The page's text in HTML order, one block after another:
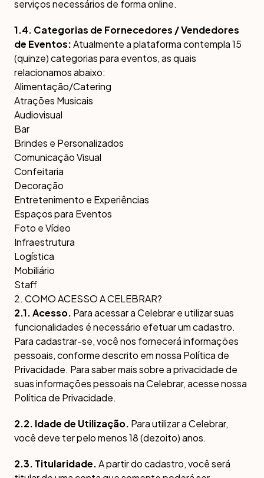
serviços necessários de forma online.
1.4. Categorias de Fornecedores / Vendedores
de Eventos:Atualmente a plataforma contempla 15
(quinze) categorias para eventos, as quais
relacionamos abaixo:
Alimentação/Catering
Atrações Musicais
Audiovisual
Bar
Brindes e Personalizados
Comunicação Visual
Confeitaria
Decoração
Entretenimento e Experiências
Espaços para Eventos
Foto e Vídeo
Infraestrutura
Logística
Mobiliário
Staff
2. COMO ACESSO A CELEBRAR?
2.1. Acesso. Para acessar a Celebrar e utilizar suas
funcionalidades é necessário efetuar um cadastro.
Para cadastrar-se, você nos fornecerá informações
pessoais, conforme descrito em nossa Política de
Privacidade. Para saber mais sobre a privacidade de
suas informações pessoais na Celebrar, acesse nossa
Política de Privacidade.
2.2. Idade de Utilização. Para utilizar a Celebrar,
você deve ter pelo menos 18 (dezoito) anos.
2.3. Titularidade.A partir do cadastro, você será